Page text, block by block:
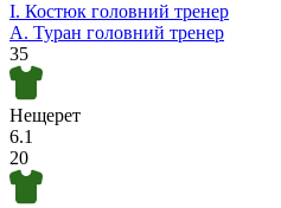
І. Костюк головний тренер
А. Туран головний тренер
35
Нещерет
6.1
20